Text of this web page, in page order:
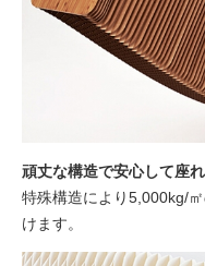
頑丈な構造で安心して座
特殊構造により5,000kg/
けます。